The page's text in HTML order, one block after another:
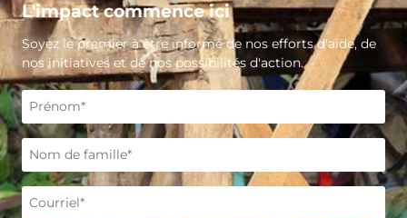
L'impact commence ici
Soyez le premier à être informé de nos efforts d'aide, de
nos initiatives et de nos possibilités d'action.